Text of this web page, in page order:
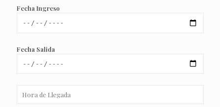
Fecha Ingreso
Fecha Salida